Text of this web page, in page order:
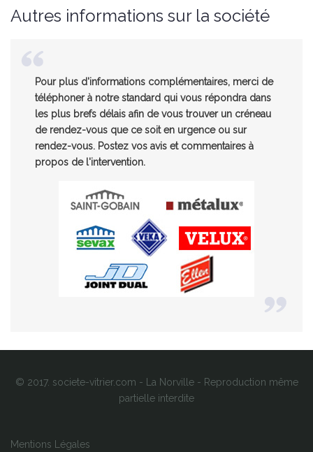
Autres informations sur la société
Pour plus d'informations complémentaires, merci de
téléphoner à notre standard qui vous répondra dans
les plus brefs délais afin de vous trouver un créneau
de rendez-vous que ce soit en urgence ou sur
rendez-vous. Postez vos avis et commentaires à
propos de l'intervention.
© 2017. societe-vitrier.com - La Norville - Reproduction même
partielle interdite
Mentions Légales